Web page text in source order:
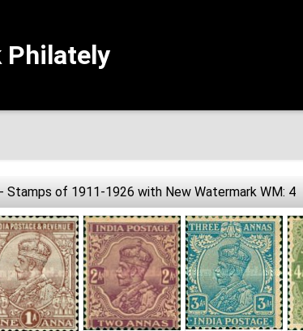
Philately
Stamps of 1911-1926 with New Watermark WM: 4